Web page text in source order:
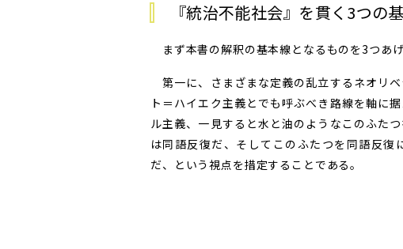
『統治不能社会』を貫く3つの
まず本書の解釈の基本線となるものを3つあげ
第一に、さまざまな定義の乱立するネオリ
ト＝ハイエク主義とでも呼ぶべき路線を軸に
ル主義、一見すると水と油のようなこのふた
は同語反復だ、そしてこのふたつを同語反
だ、という視点を措定することである。